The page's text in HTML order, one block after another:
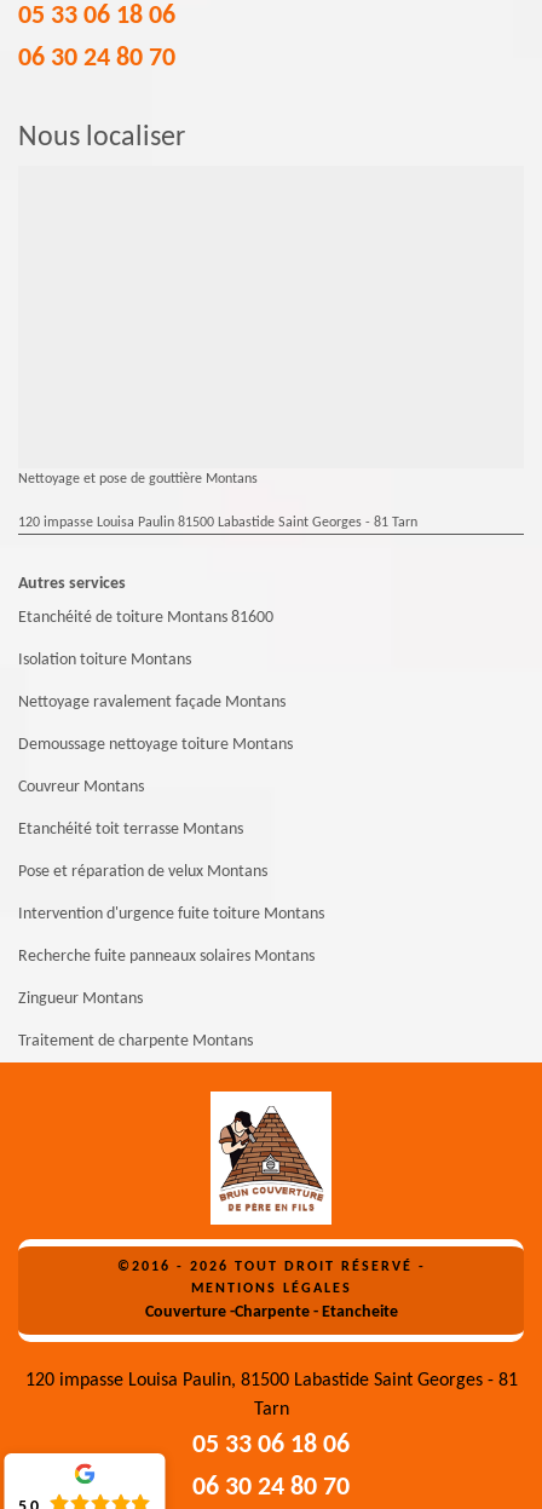
05 33 06 18 06
06 30 24 80 70
Nous localiser
Nettoyage et pose de gouttière Montans
120 impasse Louisa Paulin 81500 Labastide Saint Georges - 81 Tarn
Autres services
Etanchéité de toiture Montans 81600
Isolation toiture Montans
Nettoyage ravalement façade Montans
Demoussage nettoyage toiture Montans
Couvreur Montans
Etanchéité toit terrasse Montans
Pose et réparation de velux Montans
Intervention d'urgence fuite toiture Montans
Recherche fuite panneaux solaires Montans
Zingueur Montans
Traitement de charpente Montans
©2016 - 2026 TOUT DROIT RÉSERVÉ -
MENTIONS LÉGALES
Couverture -Charpente - Etancheite
120 impasse Louisa Paulin, 81500 Labastide Saint Georges - 81
Tarn
05 33 06 18 06
06 30 24 80 70